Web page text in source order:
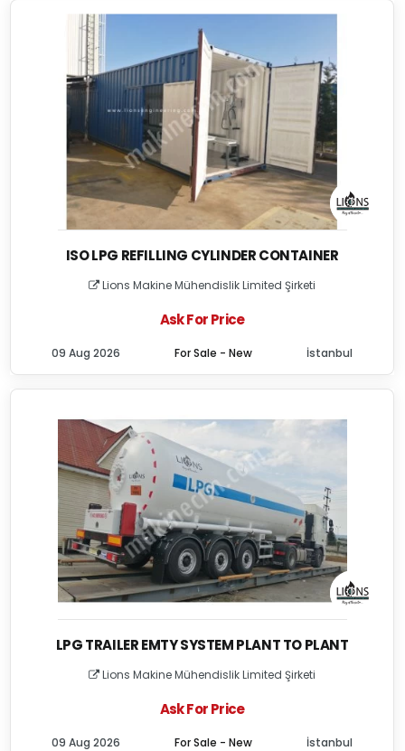
ISO LPG REFILLING CYLINDER CONTAINER
Lions Makine Mühendislik Limited Şirketi
Ask For Price
For Sale - New
09 Aug 2026 İstanbul
LPG TRAILER EMTY SYSTEM PLANT TO PLANT
Lions Makine Mühendislik Limited Şirketi
Ask For Price
For Sale - New
09 Aug 2026 İstanbul